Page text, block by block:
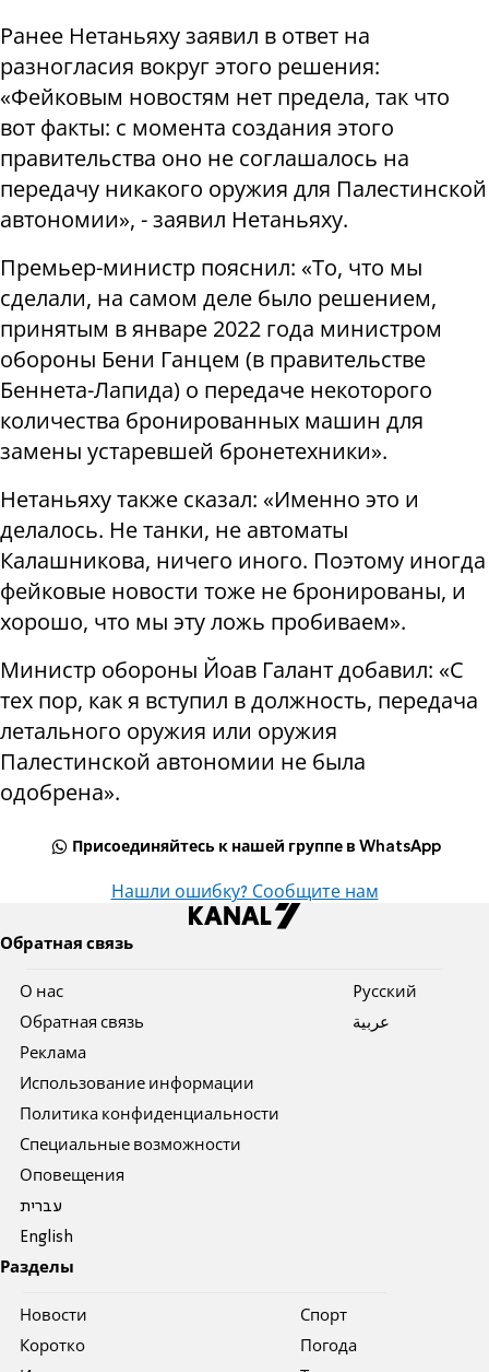
Ранее Нетаньяху заявил в ответ на
разногласия вокруг этого решения:
«Фейковым новостям нет предела, так что
вот факты: с момента создания этого
правительства оно не соглашалось на
передачу никакого оружия для Палестинской
автономии», - заявил Нетаньяху.
Премьер-министр пояснил: «То, что мы
сделали, на самом деле было решением,
принятым в январе 2022 года министром
обороны Бени Ганцем (в правительстве
Беннета-Лапида) о передаче некоторого
количества бронированных машин для
замены устаревшей бронетехники».
Нетаньяху также сказал: «Именно это и
делалось. Не танки, не автоматы
Калашникова, ничего иного. Поэтому иногда
фейковые новости тоже не бронированы, и
хорошо, что мы эту ложь пробиваем».
Министр обороны Йоав Галант добавил: «С
тех пор, как я вступил в должность, передача
летального оружия или оружия
Палестинской автономии не была
одобрена».
Присоединяйтесь к нашей группе в WhatsApp
Нашли ошибку? Сообщите нам
Обратная связь
О нас
Обратная связь
Реклама
Использование информации
Политика конфиденциальности
Специальные возможности
Оповещения
עברית
English
Pусский
عربية
Разделы
Новости
Коротко
Спорт
Погода